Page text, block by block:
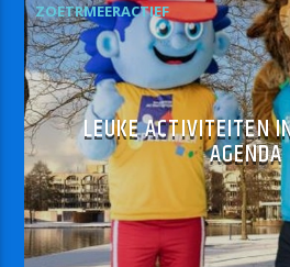
ZOETRMEERACTIEF
LEUKE ACTIVITEITEN
AGENDA